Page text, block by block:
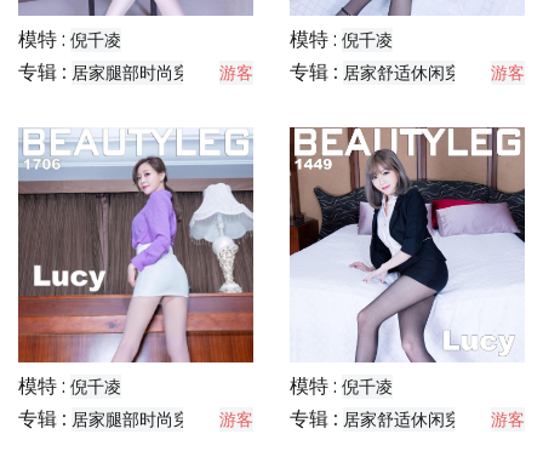
模特 : 倪千凌
专辑 : 居家腿部时尚穿搭分享
游客
模特 : 倪千凌
专辑 : 居家舒适休闲穿搭分享
游客
模特 : 倪千凌
专辑 : 居家腿部时尚穿搭分享
游客
模特 : 倪千凌
专辑 : 居家舒适休闲穿搭分享
游客